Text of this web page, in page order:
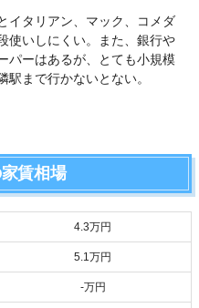
イタリアン、マック、コメダ
使いしにくい。また、銀行や
パーはあるが、とても小規模
まで行かないとない。
賃相場
4.3万円
5.1万円
‐万円